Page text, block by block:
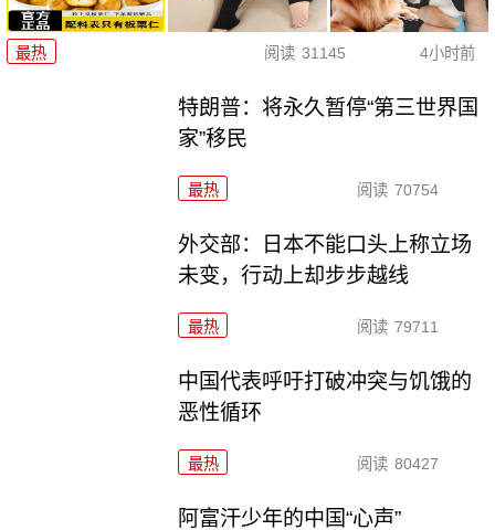
最热 阅读 31145 4小时前
特朗普：将永久暂停“第三世界国
家”移民
最热 阅读 70754
外交部：日本不能口头上称立场
未变，行动上却步步越线
最热 阅读 79711
中国代表呼吁打破冲突与饥饿的
恶性循环
最热 阅读 80427
阿富汗少年的中国“心声”